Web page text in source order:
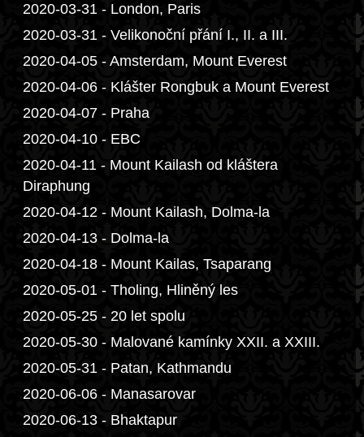
2020-03-31 - London, Paris
2020-03-31 - Velikonoční přání I., II. a III.
2020-04-05 - Amsterdam, Mount Everest
2020-04-06 - Klášter Rongbuk a Mount Everest
2020-04-07 - Praha
2020-04-10 - EBC
2020-04-11 - Mount Kailash od kláštera
Diraphung
2020-04-12 - Mount Kailash, Dolma-la
2020-04-13 - Dolma-la
2020-04-18 - Mount Kailas, Tsaparang
2020-05-01 - Tholing, Hliněný les
2020-05-25 - 20 let spolu
2020-05-30 - Malované kamínky XXII. a XXIII.
2020-05-31 - Patan, Kathmandu
2020-06-06 - Manasarovar
2020-06-13 - Bhaktapur